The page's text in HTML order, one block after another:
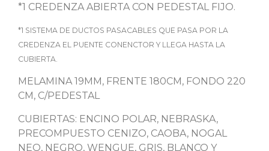
*1 CREDENZA ABIERTA CON PEDESTAL FIJO.
*1 SISTEMA DE DUCTOS PASACABLES QUE PASA POR LA
CREDENZA EL PUENTE CONENCTOR Y LLEGA HASTA LA
CUBIERTA.
MELAMINA 19MM, FRENTE 180CM, FONDO 220
CM, C/PEDESTAL
CUBIERTAS: ENCINO POLAR, NEBRASKA,
PRECOMPUESTO CENIZO, CAOBA, NOGAL
NEO, NEGRO, WENGUE, GRIS, BLANCO Y